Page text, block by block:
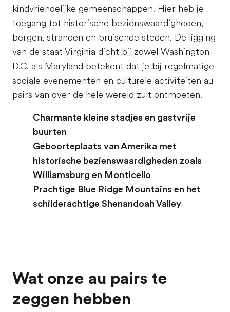
kindvriendelijke gemeenschappen. Hier heb je
toegang tot historische bezienswaardigheden,
bergen, stranden en bruisende steden. De ligging
van de staat Virginia dicht bij zowel Washington
D.C. als Maryland betekent dat je bij regelmatige
sociale evenementen en culturele activiteiten au
pairs van over de hele wereld zult ontmoeten.
Charmante kleine stadjes en gastvrije
buurten
Geboorteplaats van Amerika met
historische bezienswaardigheden zoals
Williamsburg en Monticello
Prachtige Blue Ridge Mountains en het
schilderachtige Shenandoah Valley
Wat onze au pairs te
zeggen hebben